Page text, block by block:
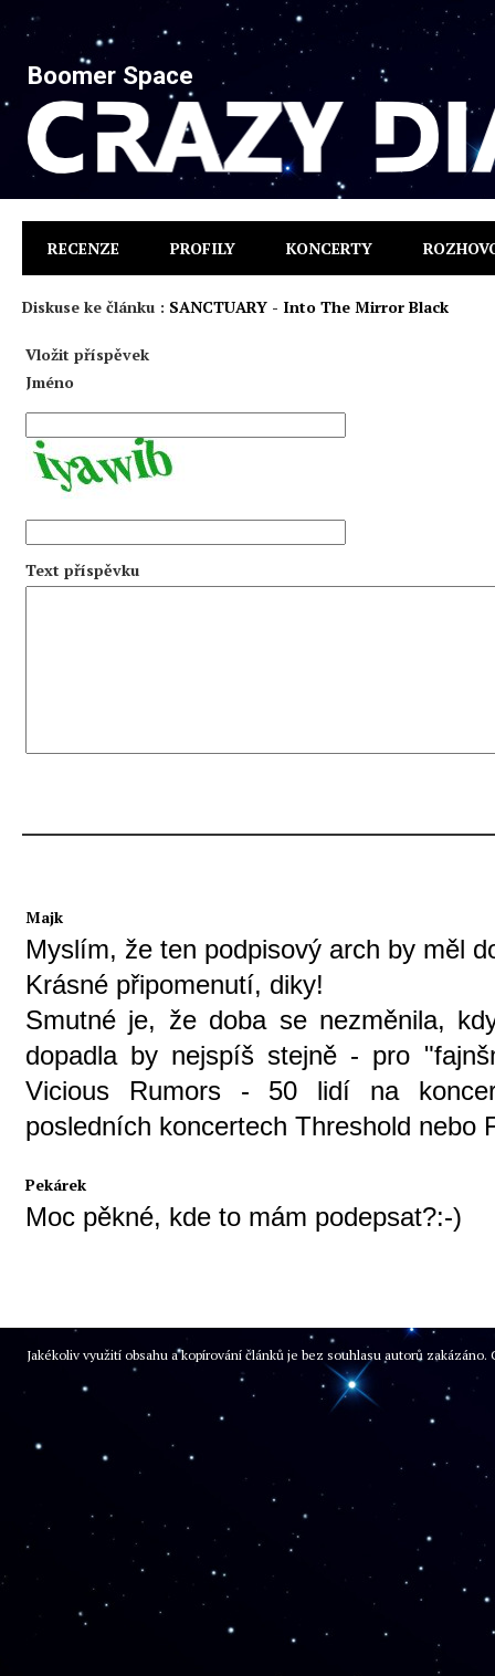
Boomer Space
RECENZE PROFILY KONCERTY
Diskuse ke článku : SANCTUARY - Into The Mirror Black
Vložit příspěvek
Jméno
Text příspěvku
Majk
Myslím, že ten podpisový arch by měl
Krásné připomenutí, diky!
Smutné je, že doba se nezměnila,
dopadla by nejspíš stejně - pro
Vicious Rumors - 50 lidí na
posledních koncertech Threshold nebo
Pekárek
Moc pěkné, kde to mám podepsat?:-)
Jakékoliv využití obsahu a kopírování článků je bez souhlasu autorů